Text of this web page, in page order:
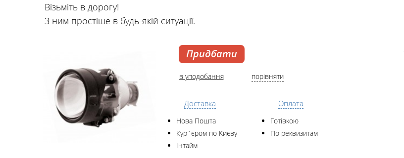
Візьміть в дорогу!
З ним простіше в будь-якій ситуації.
Придбати
в уподобання порівняти
Доставка
Нова Пошта
Кур`єром по Києву
Інтайм
Оплата
Готівкою
По реквизитам